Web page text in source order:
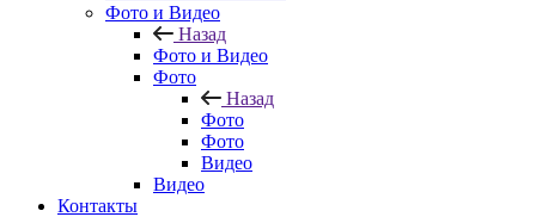
Фото и Видео
Назад
Фото и Видео
Фото
Назад
Фото
Фото
Видео
Видео
Контакты